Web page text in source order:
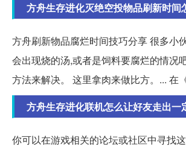
方舟生存进化灭绝空投物品刷新时间
方舟刷新物品腐烂时间技巧分享 很多小
会出现烧的汤,或者是饲料要腐烂的情况
方法来解决。 这里拿肉来做比方。... 在《
方舟生存进化联机怎么让好友走出一
你可以在游戏相关的论坛或社区中寻找